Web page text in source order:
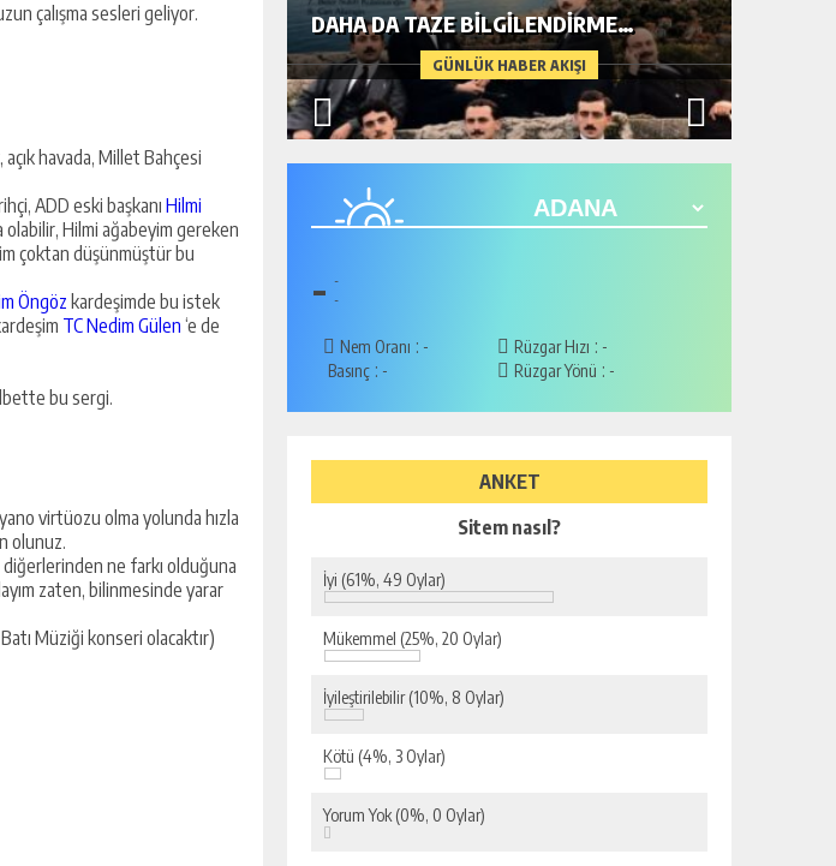
çalışma sesleri geliyor.
havada, Millet Bahçesi
ADD eski başkanı Hilmi
olabilir, Hilmi ağabeyim gereken
çoktan düşünmüştür bu
Öngöz kardeşimde bu istek
TC Nedim Gülen ‘e de
bu sergi.
virtüozu olma yolunda hızla
olunuz.
ne farkı olduğuna
zaten, bilinmesinde yarar
Müziği konseri olacaktır)
GÜNLÜK HABER AKIŞI
DAHA DA TAZE BİLGİLENDİRME…
- -
-
Nem Oranı : -
Basınç : -
Rüzgar Hızı : -
Rüzgar Yönü : -
ANKET
Sitem nasıl?
İyi (61%, 49 Oylar)
Mükemmel (25%, 20 Oylar)
İyileştirilebilir(10%, 8 Oylar)
Kötü (4%, 3 Oylar)
Yorum Yok (0%, 0 Oylar)